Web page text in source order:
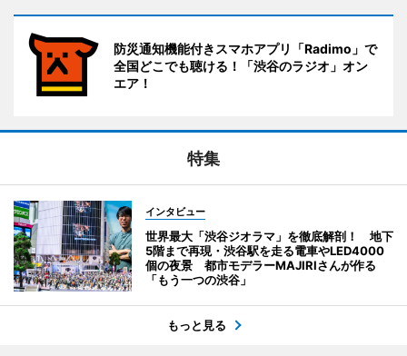
防災通知機能付きスマホアプリ「Radimo」で
全国どこでも聴ける！「渋谷のラジオ」オン
エア！
特集
インタビュー
世界最大「渋谷ジオラマ」を徹底解剖！ 地下
5階まで再現・渋谷駅を走る電車やLED4000
個の夜景 都市モデラーMAJIRIさんが作る
「もう一つの渋谷」
もっと見る